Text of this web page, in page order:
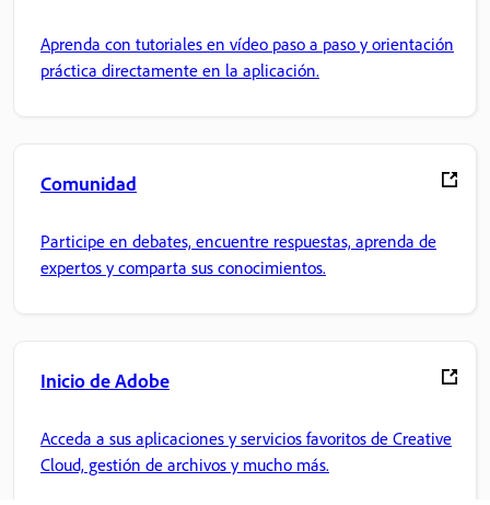
Aprenda con tutoriales en vídeo paso a paso y orientación
práctica directamente en la aplicación.
Comunidad
Participe en debates, encuentre respuestas, aprenda de
expertos y comparta sus conocimientos.
Inicio de Adobe
Acceda a sus aplicaciones y servicios favoritos de Creative
Cloud, gestión de archivos y mucho más.